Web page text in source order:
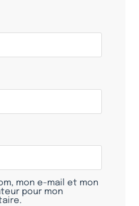
mon e-mail et mon
pour mon